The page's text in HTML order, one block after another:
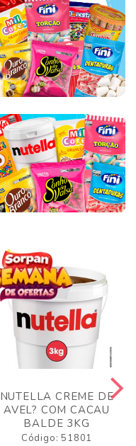
NUTELLA CREME DE
AVEL? COM CACAU
BALDE 3KG
Código: 51801